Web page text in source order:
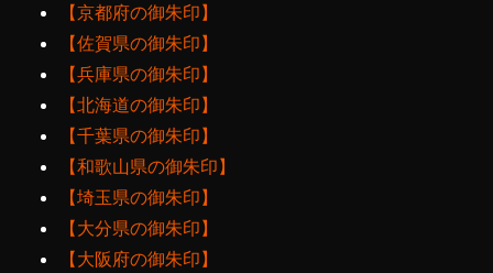
【京都府の御朱印】
【佐賀県の御朱印】
【兵庫県の御朱印】
【北海道の御朱印】
【千葉県の御朱印】
【和歌山県の御朱印】
【埼玉県の御朱印】
【大分県の御朱印】
【大阪府の御朱印】